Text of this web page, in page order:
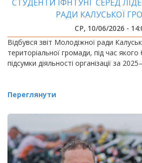
СТУДЕНТИ ІФНТУНГ СЕРЕД
РАДИ КАЛУСЬКОЇ
СР, 10/06/2026 -
Відбувся звіт Молодіжної ради
територіальної громади, під час якого
підсумки діяльності організації за
Переглянути